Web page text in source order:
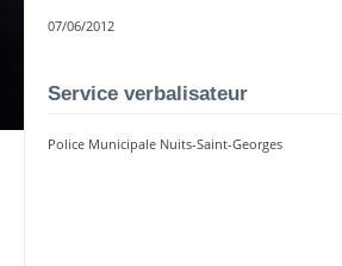
07/06/2012
Service verbalisateur
Police Municipale Nuits-Saint-Georges